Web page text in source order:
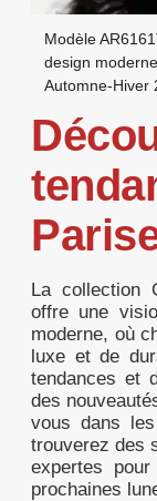
Modèle
design
Automne-Hiver
La collection
offre une
moderne, où
luxe et de
tendances et
des
vous dans
trouverez des
expertes
prochaines